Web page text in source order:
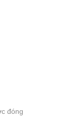
đóng